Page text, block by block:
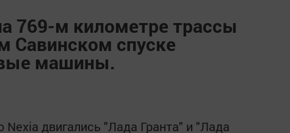
769-м километре трассы
Савинском спуске
машины.
Nexia двигались "Лада Гранта" и "Лада